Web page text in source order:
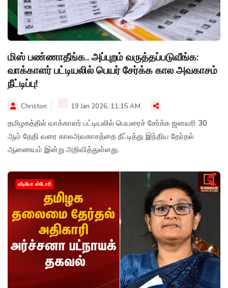
மிஸ் பண்ணாதீங்க.. அப்புறம் வருத்தப்படுவீங்க:
வாக்காளர் பட்டியலில் பெயர் சேர்க்க கால அவகாசம்
நீட்டிப்பு!
Christon 19 Jan 2026, 11:15 AM
தமிழகத்தில் வாக்காளர் பட்டியலில் பெயரைச் சேர்க்க ஜனவரி 30
ஆம் தேதி வரை காலஅவகாசத்தை நீட்டித்து இந்திய தேர்தல்
ஆணையம் இன்று அறிவித்துள்ளது.
வீடியோ ஸ்டோரி